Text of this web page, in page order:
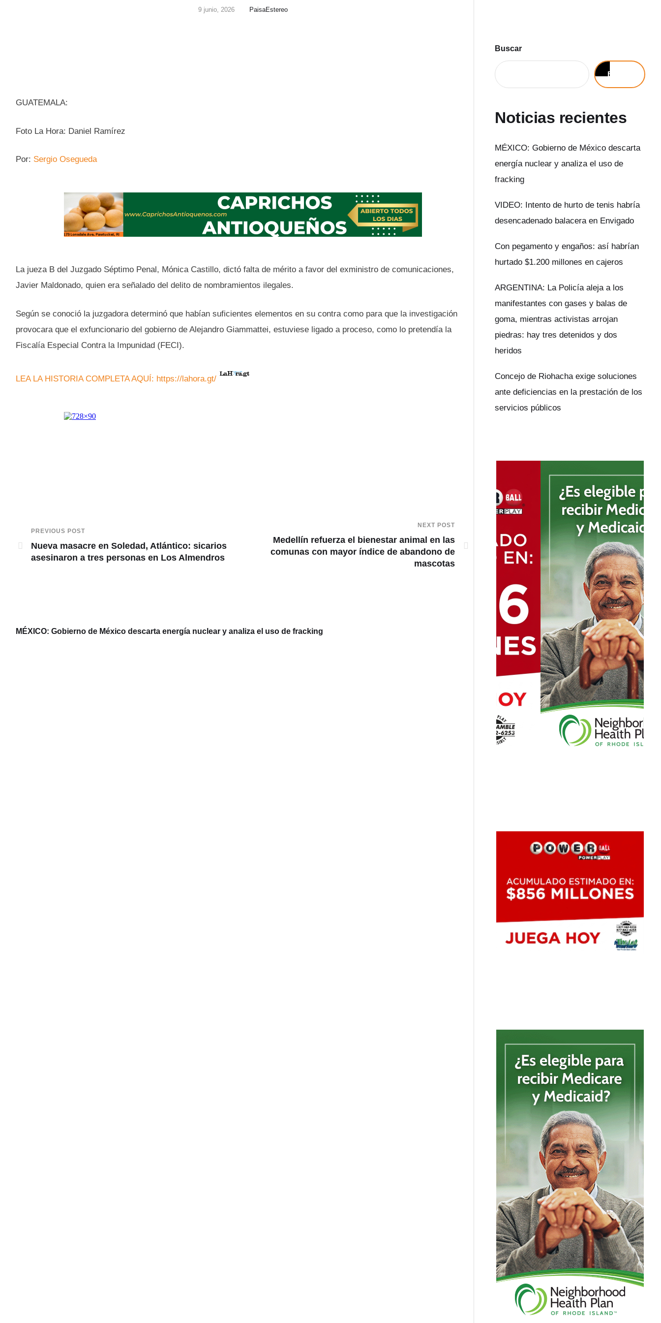
9 junio, 2026 PaisaEstereo
GUATEMALA:
Foto La Hora: Daniel Ramírez
Por: Sergio Osegueda
La jueza B del Juzgado Séptimo Penal, Mónica Castillo, dictó falta de mérito a favor del exministro de comunicaciones,
Javier Maldonado, quien era señalado del delito de nombramientos ilegales.
Según se conoció la juzgadora determinó que habían suficientes elementos en su contra como para que la investigación
provocara que el exfuncionario del gobierno de Alejandro Giammattei, estuviese ligado a proceso, como lo pretendía la
Fiscalía Especial Contra la Impunidad (FECI).
LEA LA HISTORIA COMPLETA AQUÍ: https://lahora.gt/
PREVIOUS POST
Nueva masacre en Soledad, Atlántico: sicarios
asesinaron a tres personas en Los Almendros
NEXT POST
Medellín refuerza el bienestar animal en las
comunas con mayor índice de abandono de
mascotas
MÉXICO: Gobierno de México descarta energía nuclear y analiza el uso de fracking VIDEO: Intento de hurto de tenis habría
Buscar
Buscar
Noticias recientes
MÉXICO: Gobierno de México descarta
energía nuclear y analiza el uso de
fracking
VIDEO: Intento de hurto de tenis habría
desencadenado balacera en Envigado
Con pegamento y engaños: así habrían
hurtado $1.200 millones en cajeros
ARGENTINA: La Policía aleja a los
manifestantes con gases y balas de
goma, mientras activistas arrojan
piedras: hay tres detenidos y dos
heridos
Concejo de Riohacha exige soluciones
ante deficiencias en la prestación de los
servicios públicos